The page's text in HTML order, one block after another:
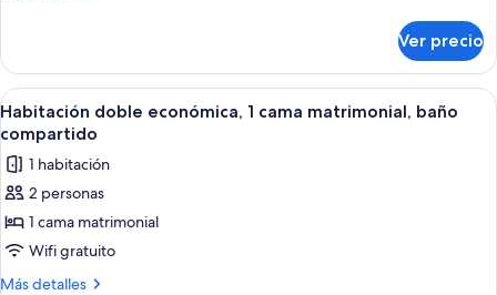
individuales,
2
camas
individuales,
baño
compartido
económica
con
2
camas
individuales,
2
camas
individuales,
baño
compartido
Ver precio
Abrir
todas
las
fotos
de
Habitación
doble
económica,
Un dormitorio con una cama, un
5
Habitación doble económica, 1 cama matrimonial, baño
compartido
1 habitación
2 personas
1 cama matrimonial
Wifi gratuito
Más detalles
Más